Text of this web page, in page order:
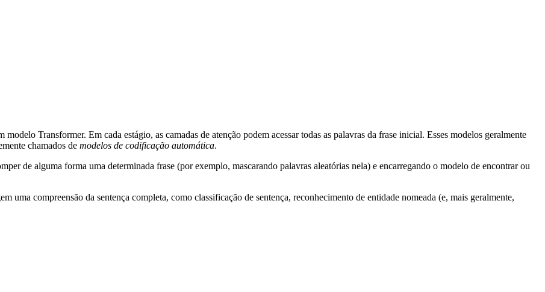
Transformer. Em cada estágio, as camadas de atenção podem acessar todas as palavras da frase inicial. Esses modelos geralmente
chamados de modelos de codificação automática.
de alguma forma uma determinada frase (por exemplo, mascarando palavras aleatórias nela) e encarregando o modelo de encontrar ou
uma compreensão da sentença completa, como classificação de sentença, reconhecimento de entidade nomeada (e, mais geralmente,